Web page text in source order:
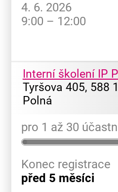
4. 6. 2026
9:00 – 12:00
Interní školení IP
Tyršova 405, 588
Polná
pro 1 až 30
Konec registrace
před 5 měsíci